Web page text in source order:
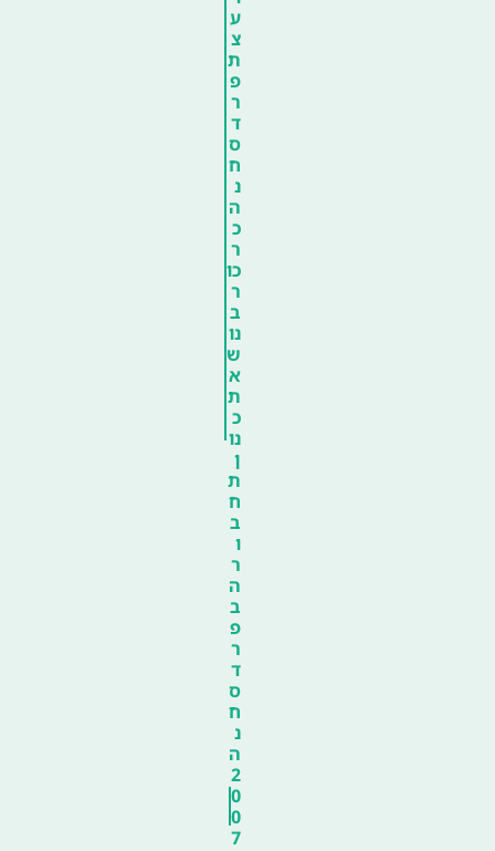
ע
צ
ת
פ
ר
ד
ס
ח
נ
ה
כ
ר
כו
ר
ב
נו
ש
א
ת
כ
נו
ן
ת
ח
ב
ו
ר
ה
ב
פ
ר
ד
ס
ח
נ
ה
2
0
0
7